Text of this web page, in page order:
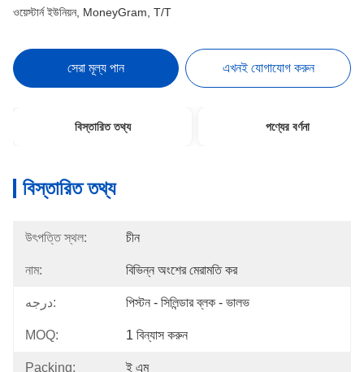
ওয়েস্টার্ন ইউনিয়ন, MoneyGram, T/T
সেরা মূল্য পান এখনই যোগাযোগ করুন
বিস্তারিত তথ্য পণ্যের বর্ণনা
বিস্তারিত তথ্য
উৎপত্তি স্থল: চীন
নাম: বিভিন্ন অংশের মেরামতি কর
درجه: পিস্টন - সিলিন্ডার ব্লক - ভালভ
MOQ: 1 বিন্যাস করুন
Packing: ই এম